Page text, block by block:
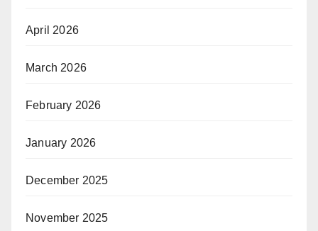
April 2026
March 2026
February 2026
January 2026
December 2025
November 2025